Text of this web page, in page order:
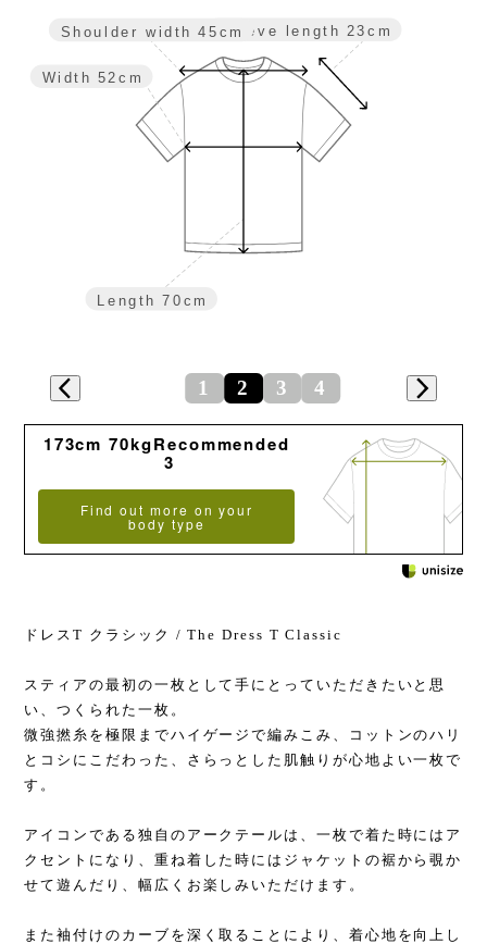
Sleeve length 23cm
Length 70cm
Width 52cm
Shoulder width 45cm
1 2 3 4
173cm 70kgRecommended
3
Find out more on your
body type
ドレスT クラシック / The Dress T Classic
スティアの最初の一枚として手にとっていただきたいと思
い、つくられた一枚。
微強撚糸を極限までハイゲージで編みこみ、コットンのハリ
とコシにこだわった、さらっとした肌触りが心地よい一枚で
す。
アイコンである独自のアークテールは、一枚で着た時にはア
クセントになり、重ね着した時にはジャケットの裾から覗か
せて遊んだり、幅広くお楽しみいただけます。
また袖付けのカーブを深く取ることにより、着心地を向上し